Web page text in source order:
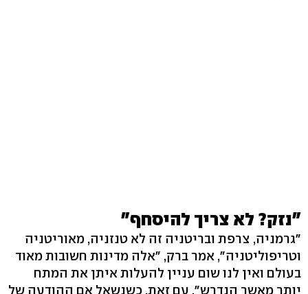
"נזק? לא צריך להיסחף"
"גרמניה, צרפת ובריטניה זה לא טנזניה, מאוריטניה
וטריפוליטניה", אמר ברק, "אלה מדינות חשובות מאוד
בעולם ואין לנו שום עניין להעלות איתן את המתח
יותר מאשר הנדרש". עם זאת, כשנשאל אם ההודעה של